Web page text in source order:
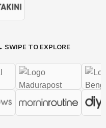
SWIPE TO EXPLORE